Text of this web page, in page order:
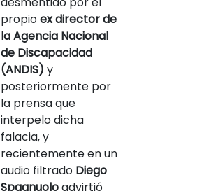
propioex director de
la Agencia Nacional
de Discapacidad
(ANDIS) y
posteriormente por
la prensa que
interpelo dicha
falacia, y
recientemente en un
audio filtrado Diego
Spagnuoloadvirtió